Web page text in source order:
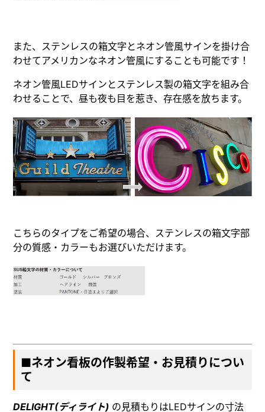
また、ステンレスの箱文字とネオン管風サインを掛け合
わせてアメリカンなネオン管風にすることも可能です！
ネオン管風LEDサインとステンレス製の箱文字を組み合
わせることで、昼も夜も目を惹き、存在感を放ちます。
こちらのタイプをご希望の場合、ステンレスの箱文字部
分の質感・カラーもお選びいただけます。
■ネオン看板の作製希望・お見積りについ
て
DELIGHT(ディライト) の見積もりはLEDサインの寸法